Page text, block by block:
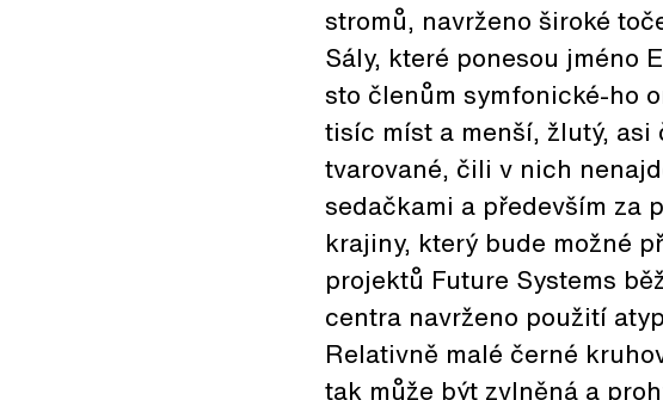
stromů, navrženo široké
Sály, které ponesou jméno
sto členům symfonické-ho
tisíc míst a menší, žlutý,
tvarované, čili v nich
sedačkami a především za
krajiny, který bude možné
projektů Future Systems
centra navrženo použití
Relativně malé černé
tak může být zvlněná a